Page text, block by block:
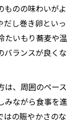
ものの味わいがよ
だし巻き卵といっ
たいもり蕎麦や温
バランスが良くな
は、周囲のペース
みながら食事を進
はの賑やかさのな